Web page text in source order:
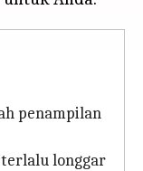
penampilan
longgar